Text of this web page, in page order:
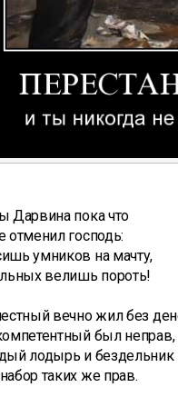
Дарвина пока что
отменил господь:
умников на мачту,
велишь пороть!
вечно жил без
был неправ,
лодырь и бездельник
таких же прав.